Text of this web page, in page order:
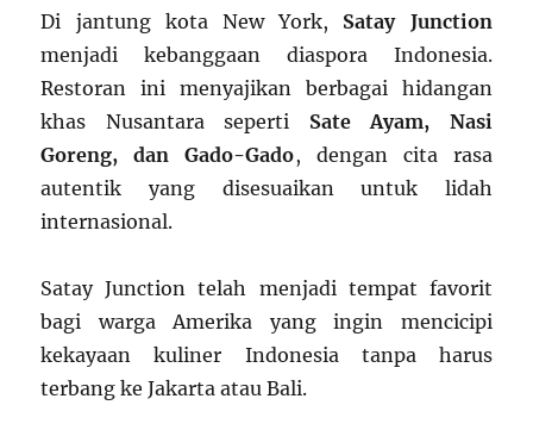
Di jantung kota New York, Satay Junction
menjadi kebanggaan diaspora Indonesia.
Restoran ini menyajikan berbagai hidangan
khas Nusantara seperti Sate Ayam, Nasi
Goreng, dan Gado-Gado, dengan cita rasa
autentik yang disesuaikan untuk lidah
internasional.
Satay Junction telah menjadi tempat favorit
bagi warga Amerika yang ingin mencicipi
kekayaan kuliner Indonesia tanpa harus
terbang ke Jakarta atau Bali.